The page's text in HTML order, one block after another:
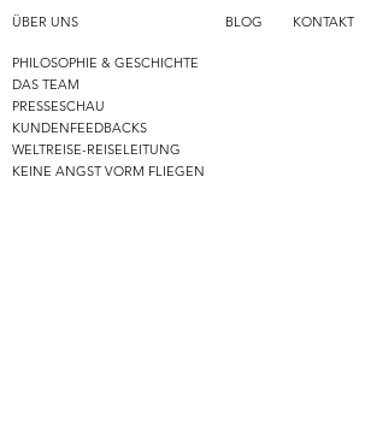
ÜBER UNS
PHILOSOPHIE & GESCHICHTE
DAS TEAM
PRESSESCHAU
KUNDENFEEDBACKS
WELTREISE-REISELEITUNG
KEINE ANGST VORM FLIEGEN
BLOG KONTAKT